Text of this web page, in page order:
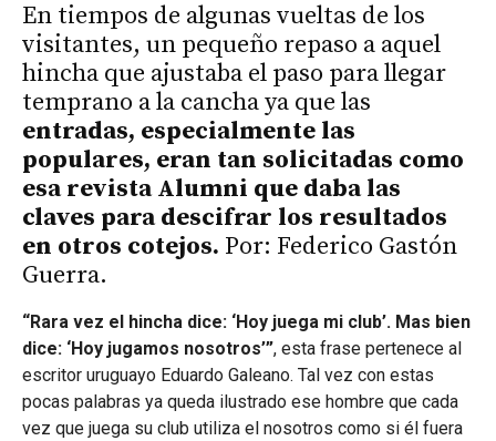
En tiempos de algunas vueltas de los
visitantes, un pequeño repaso a aquel
hincha que ajustaba el paso para llegar
temprano a la cancha ya que las
entradas, especialmente las
populares, eran tan solicitadas como
esa revista Alumni que daba las
claves para descifrar los resultados
en otros cotejos. Por: Federico Gastón
Guerra.
“Rara vez el hincha dice: ‘Hoy juega mi club’. Mas bien
dice: ‘Hoy jugamos nosotros’”, esta frase pertenece al
escritor uruguayo Eduardo Galeano. Tal vez con estas
pocas palabras ya queda ilustrado ese hombre que cada
vez que juega su club utiliza el nosotros como si él fuera